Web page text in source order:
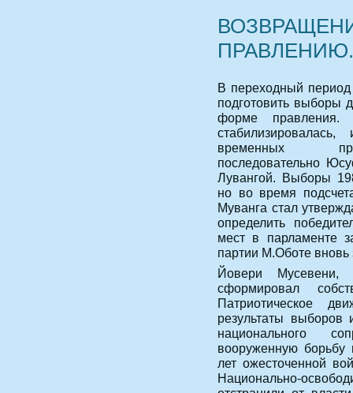
ПРАВЛЕНИЮ.
В переходный период
подготовить выборы
форме
временных
последовательно
Лувангой. Выборы
но во время
Муванга стал
определить
мест в парламенте
партии М.Оботе вновь
Йовери
сформировал
Патриотическое
результаты
национального
вооруженную
лет ожесточенной
Национально-